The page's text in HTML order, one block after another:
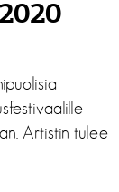
Artistin tulee